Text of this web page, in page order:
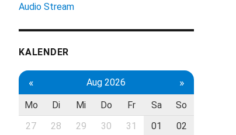
Audio Stream
KALENDER
« Aug 2026 »
Mo Di Mi Do Fr Sa
So
27
28 29 30 31 01
02